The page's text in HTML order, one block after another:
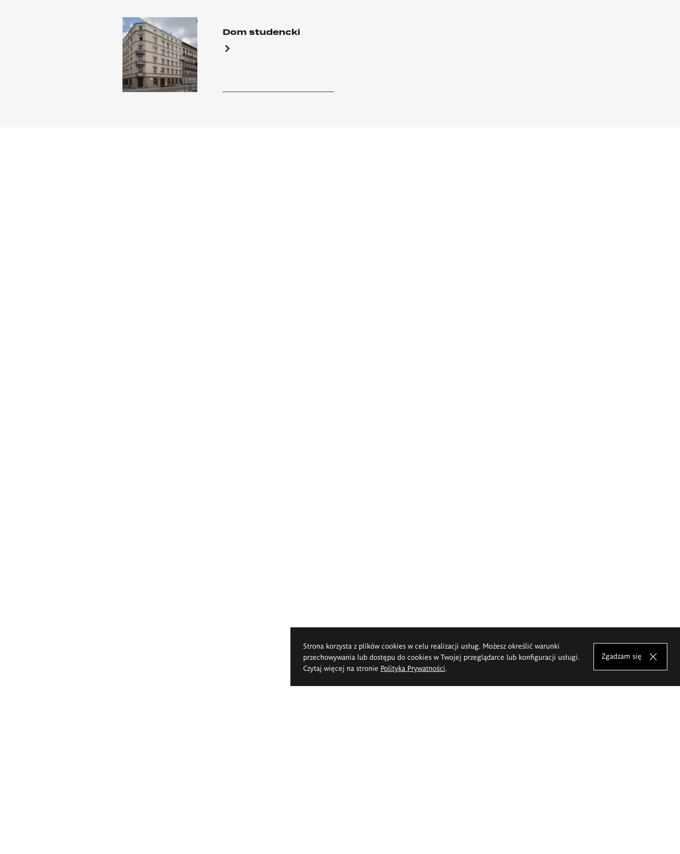
Dom studencki
Strona korzysta z plików cookies w celu realizacji usług. Możesz określić warunki
przechowywania lub dostępu do cookies w Twojej przeglądarce lub konfiguracji usługi.
Czytaj więcej na stronie Polityka Prywatności.
Zgadzam się